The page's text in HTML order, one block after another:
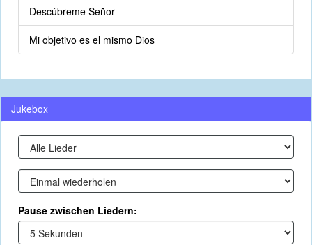
Descúbreme Señor
Mi objetivo es el mismo Dios
Jukebox
Pause zwischen Liedern: